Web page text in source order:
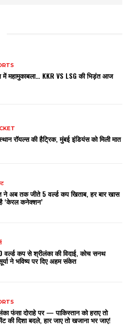
महामुकाबला… KKR VS LSG की भिड़ंत आज
रॉयल्स की हैट्रिक, मुंबई इंडियंस को मिली मात
ने अब तक जीते 5 वर्ल्ड कप खिताब, हर बार खास
‘केरल कनेक्शन’
वर्ल्ड कप से श्रीलंका की विदाई, कोच सनथ
ने भविष्य पर दिए अहम संकेत
फंसा दोराहे पर — पाकिस्तान को हराए तो
की दिशा बदले, हार जाए तो खजाना भर जाए!